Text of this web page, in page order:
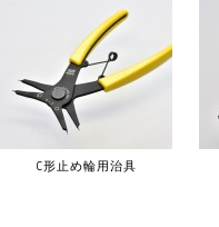
C形止め輪用治具